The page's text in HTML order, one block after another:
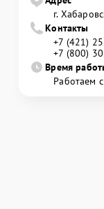
г.
Контакты
+7 (421)
+7 (800)
Время
Работаем